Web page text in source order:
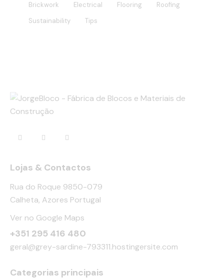
Brickwork Electrical Flooring
Roofing
Sustainability
Tips
Lojas & Contactos
Rua do Roque 9850-079
Calheta, Azores Portugal
Ver no Google Maps
+351 295 416 480
geral@grey-sardine-793311.hostingersite.com
Categorias principais